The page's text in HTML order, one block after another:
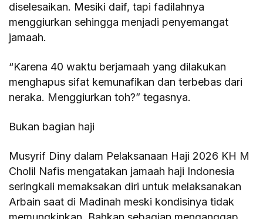
diselesaikan. Mesiki daif, tapi fadilahnya
menggiurkan sehingga menjadi penyemangat
jamaah.
“Karena 40 waktu berjamaah yang dilakukan
menghapus sifat kemunafikan dan terbebas dari
neraka. Menggiurkan toh?” tegasnya.
Bukan bagian haji
Musyrif Diny dalam Pelaksanaan Haji 2026 KH M
Cholil Nafis mengatakan jamaah haji Indonesia
seringkali memaksakan diri untuk melaksanakan
Arbain saat di Madinah meski kondisinya tidak